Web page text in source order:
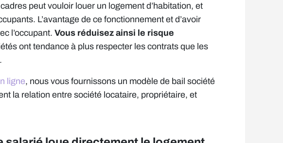
peut vouloir louer un logement d’habitation, et
L’avantage de ce fonctionnement et d’avoir
l’occupant. Vous réduisez ainsi le risque
ont tendance à plus respecter les contrats que les
ligne, nous vous fournissons un modèle de bail société
la relation entre société locataire, propriétaire, et